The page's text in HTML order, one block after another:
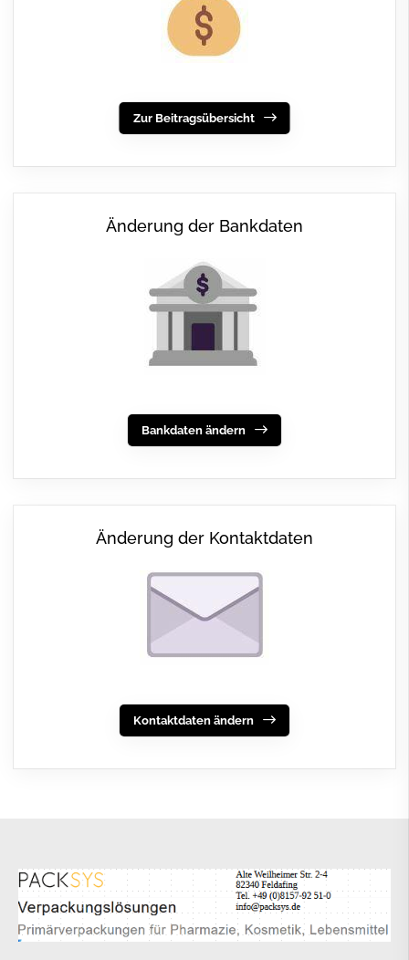
Zur Beitragsübersicht
Änderung der Bankdaten
Bankdaten ändern
Änderung der Kontaktdaten
Kontaktdaten ändern